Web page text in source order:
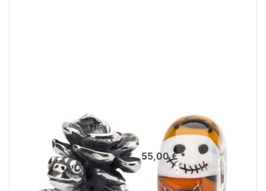
Schildkröte
People´s Bead
2019 TAGBE-
40115
Geisterstunde
TGLBE-30043
55,00 € *